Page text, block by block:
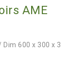
AME
Dim 600 x 300 x 3